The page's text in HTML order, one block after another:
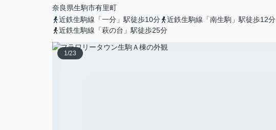
奈良県生駒市有里町
近鉄生駒線「一分」駅徒歩10分
近鉄生駒線「南生駒」駅徒歩12分
近鉄生駒線「萩の台」駅徒歩25分
1 /23